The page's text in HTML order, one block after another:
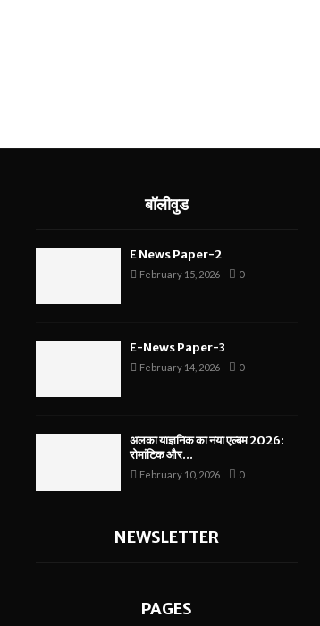
बॉलीवुड
E News Paper-2
February 15, 2026 0
E-News Paper-3
February 14, 2026 0
अलका याज्ञनिक का नया एल्बम 2026:
रोमांटिक और...
February 10, 2026 0
NEWSLETTER
PAGES